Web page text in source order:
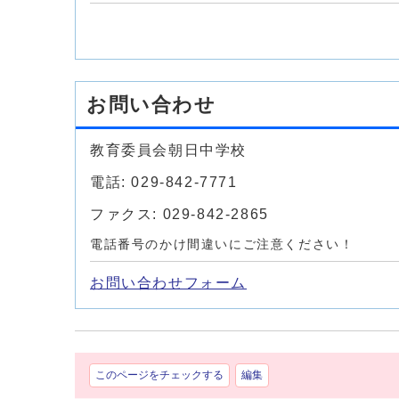
お問い合わせ
教育委員会朝日中学校
電話: 029-842-7771
ファクス: 029-842-2865
電話番号のかけ間違いにご注意ください！
お問い合わせフォーム
このページをチェックする 編集